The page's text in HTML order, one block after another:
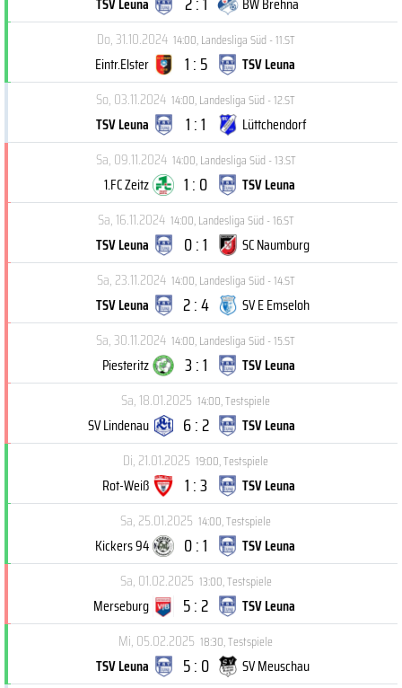
Do, 31.10.2024 14:00,Landesliga Süd - 11.ST
Eintr.Elster 1 : 5
TSV Leuna
So, 03.11.2024 14:00,Landesliga Süd - 12.ST
TSV Leuna 1 : 1
Lüttchendorf
Sa, 09.11.2024 14:00,Landesliga Süd - 13.ST
1.FC Zeitz 1 : 0
TSV Leuna
Sa, 16.11.2024 14:00,Landesliga Süd - 16.ST
TSV Leuna 0 : 1
SC Naumburg
Sa, 23.11.2024 14:00,Landesliga Süd - 14.ST
TSV Leuna 2 : 4
SV E Emseloh
Sa, 30.11.2024 14:00,Landesliga Süd - 15.ST
Piesteritz 3 : 1
TSV Leuna
Sa, 18.01.2025 14:00,Testspiele
SV Lindenau 6 : 2
TSV Leuna
Di, 21.01.2025 19:00,Testspiele
Rot-Weiß 1 : 3
TSV Leuna
Sa, 25.01.2025 14:00,Testspiele
Kickers 94 0 : 1
TSV Leuna
Sa, 01.02.2025 13:00,Testspiele
Merseburg 5 : 2
TSV Leuna
Mi, 05.02.2025 18:30,Testspiele
TSV Leuna 5 : 0
SV Meuschau